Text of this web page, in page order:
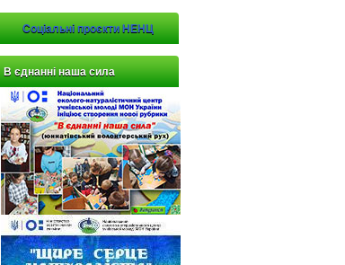
Соціальні проєкти НЕНЦ
В єднанні наша сила